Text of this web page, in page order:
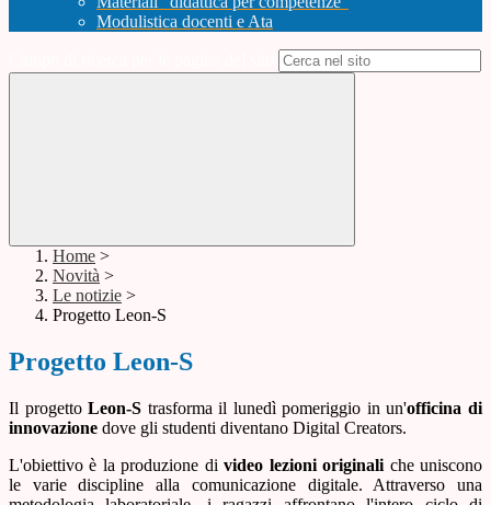
Modulistica docenti e Ata
Home >
Novità >
Le notizie >
Progetto Leon-S
Progetto Leon-S
Il progettoLeon-S trasforma il lunedì pomeriggio in un'officina di
innovazione dove gli studenti diventano Digital Creators.
L'obiettivo è la produzione divideo lezioni originali che uniscono
le varie discipline alla comunicazione digitale. Attraverso una